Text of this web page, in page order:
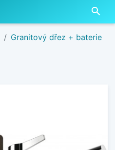
search
Granitový dřez + baterie